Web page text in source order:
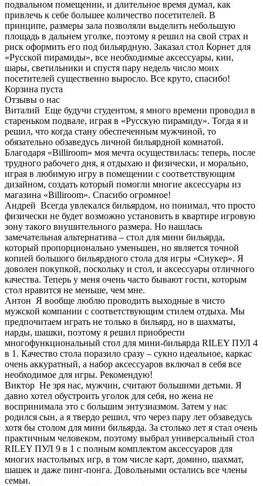
подвальном помещении, и длительное время думал, как
привлечь к себе большее количество посетителей. В
принципе, размеры зала позволяли выделить небольшую
площадь в дальнем уголке, поэтому я решил на свой страх и
риск оформить его под бильярдную. Заказал стол Корнет для
«Русской пирамиды», все необходимые аксессуары, кии,
шары, светильники и спустя пару недель число моих
посетителей существенно выросло. Все круто, спасибо!
Корзина пуста
Отзывы о нас
Виталий Еще будучи студентом, я много времени проводил в
стареньком подвале, играя в «Русскую пирамиду». Тогда я и
решил, что когда стану обеспеченным мужчиной, то
обязательно обзаведусь личной бильярдной комнатой.
Благодаря «Billiroom» моя мечта осуществилась: теперь, после
трудного рабочего дня, я отдыхаю и физически, и морально,
играя в любимую игру в помещении с соответствующим
дизайном, создать который помогли многие аксессуары из
магазина «Billiroom». Спасибо огромное!
Андрей Всегда увлекался бильярдом, но понимал, что просто
физически не будет возможно установить в квартире игровую
зону такого внушительного размера. Но нашлась
замечательная альтернатива – стол для мини бильярда,
который пропорционально уменьшен, но является точной
копией большого бильярдного стола для игры «Снукер». Я
доволен покупкой, поскольку и стол, и аксессуары отличного
качества. Теперь у меня очень часто бывают гости, которым
стол нравится не меньше, чем мне.
Антон Я вообще люблю проводить выходные в чисто
мужской компании с соответствующим стилем отдыха. Мы
предпочитаем играть не только в бильярд, но в шахматы,
нарды, шашки, поэтому я решил приобрести
многофункциональный стол для мини-бильярда RILEY ПУЛ 4
в 1. Качество стола поразило сразу – сукно идеальное, каркас
очень аккуратный, а набор аксессуаров включал в себя все
необходимое для игры. Рекомендую!
Виктор Не зря нас, мужчин, считают большими детьми. Я
давно хотел обустроить уголок для себя, но жена не
воспринимала это с большим энтузиазмом. Затем у нас
родился сын, а я твердо решил, что через пару лет обзаведусь
хотя бы столом для мини бильярда. За столько лет я стал очень
практичным человеком, поэтому выбрал универсальный стол
RILEY ПУЛ 9 в 1 с полным комплектом аксессуаров для
многих настольных игр, в том числе карт, домино, шахмат,
шашек и даже пинг-понга. Довольными остались все члены
семьи.